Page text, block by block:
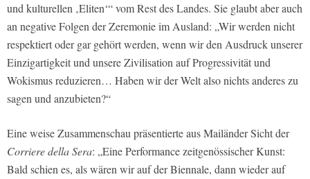
und kulturellen ‚Eliten‘“ vom Rest des Landes. Sie glaubt aber auch
an negative Folgen der Zeremonie im Ausland: „Wir werden nicht
respektiert oder gar gehört werden, wenn wir den Ausdruck unserer
Einzigartigkeit und unsere Zivilisation auf Progressivität und
Wokismus reduzieren… Haben wir der Welt also nichts anderes zu
sagen und anzubieten?“
Eine weise Zusammenschau präsentierte aus Mailänder Sicht der
Corriere della Sera: „Eine Performance zeitgenössischer Kunst:
Bald schien es, als wären wir auf der Biennale, dann wieder auf